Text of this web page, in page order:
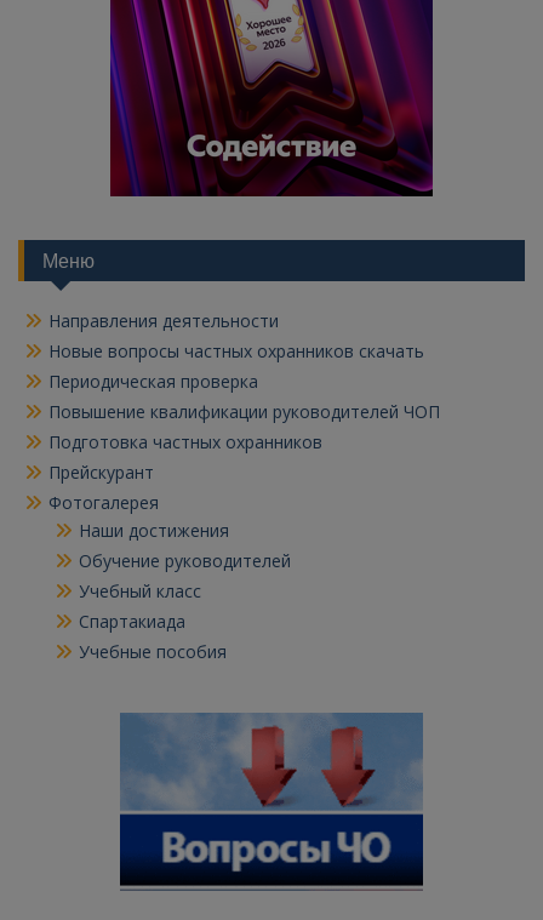
Меню
Направления деятельности
Новые вопросы частных охранников скачать
Периодическая проверка
Повышение квалификации руководителей ЧОП
Подготовка частных охранников
Прейскурант
Фотогалерея
Наши достижения
Обучение руководителей
Учебный класс
Спартакиада
Учебные пособия